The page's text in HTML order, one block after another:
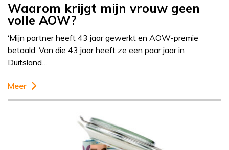
Waarom krijgt mijn vrouw geen
volle AOW?
‘Mijn partner heeft 43 jaar gewerkt en AOW-premie
betaald. Van die 43 jaar heeft ze een paar jaar in
Duitsland…
Meer